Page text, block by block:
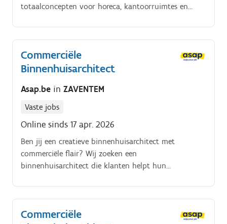
totaalconcepten voor horeca, kantoorruimtes en
kleuren en afwerkingen in lijn met de visie van de
klant Contact met klanten, aannemers en leveranciers
Projectopvolging van A tot Z.
Commerciële
Binnenhuisarchitect
Asap.be in ZAVENTEM
Vaste jobs
Online sinds 17 apr. 2026
Ben jij een creatieve binnenhuisarchitect met
commerciële flair? Wij zoeken een
binnenhuisarchitect die klanten helpt hun
Commerciële